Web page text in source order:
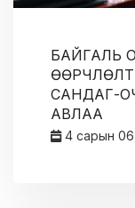
БАЙГАЛЬ
САНДАГ-
АВЛАА
4 сарын